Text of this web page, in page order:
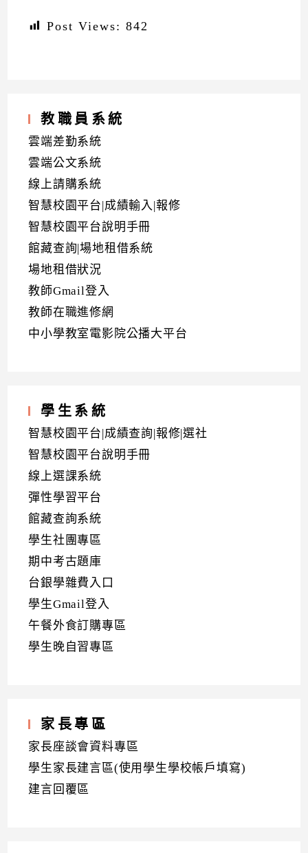
Post Views: 842
教職員系統
雲端差勤系統
雲端公文系統
線上請購系統
智慧校園平台|成績輸入|報修
智慧校園平台說明手冊
館藏查詢|場地租借系統
場地租借狀況
教師Gmail登入
教師在職進修網
中小學教室電影院公播大平台
學生系統
智慧校園平台|成績查詢|報修|選社
智慧校園平台說明手冊
線上選課系統
彈性學習平台
館藏查詢系統
學生社團專區
期中考古題庫
台銀學雜費入口
學生Gmail登入
午餐外食訂購專區
學生晚自習專區
家長專區
家長座談會資料專區
學生家長建言區(使用學生學校帳戶填寫)
建言回覆區